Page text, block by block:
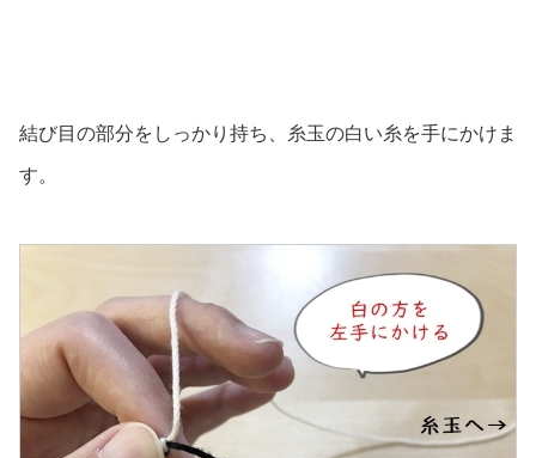
結び目の部分をしっかり持ち、糸玉の白い糸を手にかけま
す。